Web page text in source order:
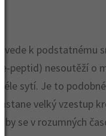
vede k podstatnému
peptid) nesoutěží o
sytí. Je to
velký vzestup
se v rozumných